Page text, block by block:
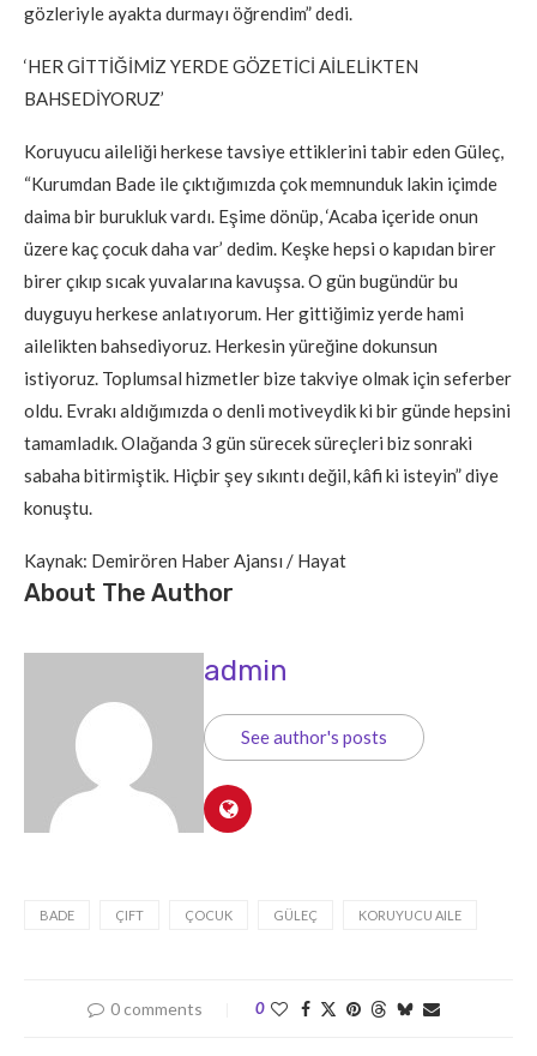
gözleriyle ayakta durmayı öğrendim” dedi.
‘HER GİTTİĞİMİZ YERDE GÖZETİCİ AİLELİKTEN
BAHSEDİYORUZ’
Koruyucu aileliği herkese tavsiye ettiklerini tabir eden Güleç,
“Kurumdan Bade ile çıktığımızda çok memnunduk lakin içimde
daima bir burukluk vardı. Eşime dönüp, ‘Acaba içeride onun
üzere kaç çocuk daha var’ dedim. Keşke hepsi o kapıdan birer
birer çıkıp sıcak yuvalarına kavuşsa. O gün bugündür bu
duyguyu herkese anlatıyorum. Her gittiğimiz yerde hami
ailelikten bahsediyoruz. Herkesin yüreğine dokunsun
istiyoruz. Toplumsal hizmetler bize takviye olmak için seferber
oldu. Evrakı aldığımızda o denli motiveydik ki bir günde hepsini
tamamladık. Olağanda 3 gün sürecek süreçleri biz sonraki
sabaha bitirmiştik. Hiçbir şey sıkıntı değil, kâfi ki isteyin” diye
konuştu.
Kaynak: Demirören Haber Ajansı / Hayat
About The Author
admin
See author's posts
BADE ÇIFT ÇOCUK GÜLEÇ KORUYUCU AILE
0 comments 0